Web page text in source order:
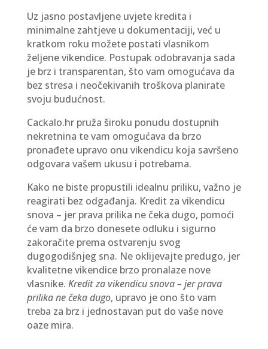
Uz jasno postavljene uvjete kredita i
minimalne zahtjeve u dokumentaciji, već u
kratkom roku možete postati vlasnikom
željene vikendice. Postupak odobravanja sada
je brz i transparentan, što vam omogućava da
bez stresa i neočekivanih troškova planirate
svoju budućnost.
Cackalo.hr pruža široku ponudu dostupnih
nekretnina te vam omogućava da brzo
pronađete upravo onu vikendicu koja savršeno
odgovara vašem ukusu i potrebama.
Kako ne biste propustili idealnu priliku, važno je
reagirati bez odgađanja. Kredit za vikendicu
snova – jer prava prilika ne čeka dugo, pomoći
će vam da brzo donesete odluku i sigurno
zakoračite prema ostvarenju svog
dugogodišnjeg sna. Ne oklijevajte predugo, jer
kvalitetne vikendice brzo pronalaze nove
vlasnike. Kredit za vikendicu snova – jer prava
prilika ne čeka dugo, upravo je ono što vam
treba za brz i jednostavan put do vaše nove
oaze mira.